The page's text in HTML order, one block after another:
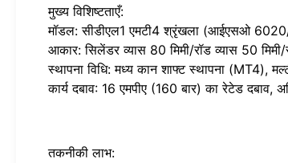
मुख्य विशिष्टताएँ:
मॉडल: सीडीएल1 एमटी4 श्रृंखला (आईएसओ
आकार: सिलेंडर व्यास 80 मिमी/रॉड व्यास 50
स्थापना विधि: मध्य कान शाफ्ट स्थापना (MT4),
कार्य दबाव: 16 एमपीए (160 बार) का रेटेड दबाव,
तकनीकी लाभ: